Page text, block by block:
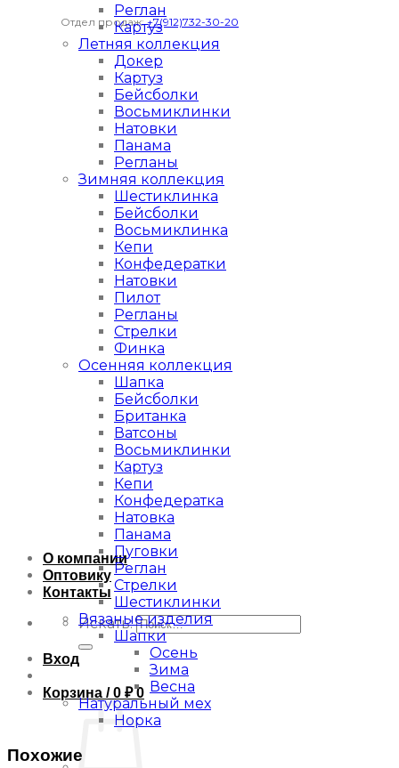
Отдел продаж:+7(912)732-30-20
О компании
Оптовику
Контакты
Искать:
Вход
Корзина /0 ₽ 0
Реглан
Картуз
Летняя коллекция
Докер
Картуз
Бейсболки
Восьмиклинки
Натовки
Панама
Регланы
Зимняя коллекция
Шестиклинка
Бейсболки
Восьмиклинка
Кепи
Конфедератки
Натовки
Пилот
Регланы
Стрелки
Финка
Осенняя коллекция
Шапка
Бейсболки
Британка
Ватсоны
Восьмиклинки
Картуз
Кепи
Конфедератка
Натовка
Панама
Пуговки
Реглан
Стрелки
Шестиклинки
Вязаные изделия
Шапки
Осень
Зима
Весна
Натуральный мех
Норка
Похожие